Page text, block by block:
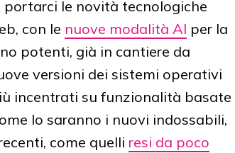
le novità tecnologiche
con le nuove modalità AI per la
potenti, già in cantiere da
versioni dei sistemi operativi
incentrati su funzionalità basate
lo saranno i nuovi indossabili,
come quelli resi da poco